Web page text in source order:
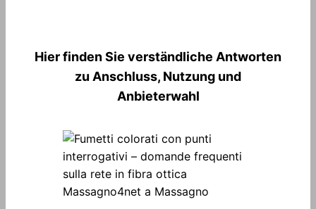
Hier finden Sie verständliche Antworten
zu Anschluss, Nutzung und
Anbieterwahl